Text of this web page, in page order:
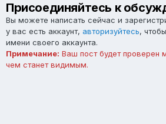
Присоединяйтесь к
Вы можете написать сейчас и
у вас есть аккаунт, авторизуйтесь,
имени своего аккаунта.
Примечание: Ваш пост будет проверен
чем станет видимым.